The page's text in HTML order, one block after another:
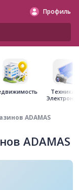
Профиль
Техника
ADAMAS
ADAMAS